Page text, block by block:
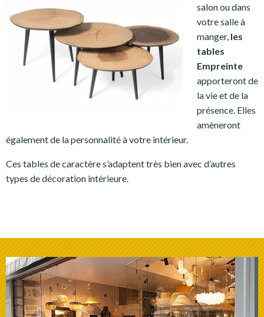
salon ou dans
votre salle à
manger, les
tables
Empreinte
apporteront de
la vie et de la
présence. Elles
amèneront
également de la personnalité à votre intérieur.
Ces tables de caractère s’adaptent très bien avec d’autres
types de décoration intérieure.